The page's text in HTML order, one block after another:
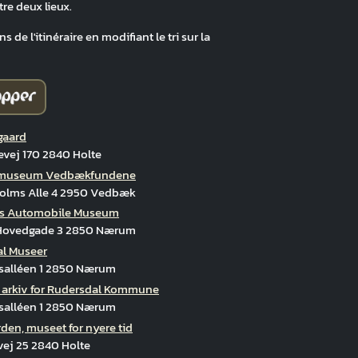
deux lieux.
de l'itinéraire en modifiant le tri sur la
170 2840 Holte
Vedbækfundene
Alle 4 2950 Vedbæk
Automobile Museum
3 2850 Nærum
Museer
1 2850 Nærum
for Rudersdal Kommune
1 2850 Nærum
museet for nyere tid
25 2840 Holte